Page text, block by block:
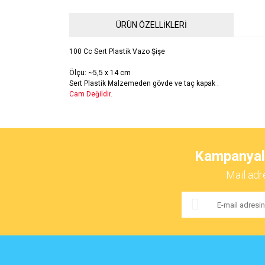
ÜRÜN ÖZELLİKLERİ
100 Cc Sert Plastik Vazo Şişe
Ölçü: ~5,5 x 14 cm
Sert Plastik Malzemeden gövde ve taç kapak .
Cam Değildir.
Ürün resmi kalitesiz, bozuk veya görüntülenemiyor.
Mail